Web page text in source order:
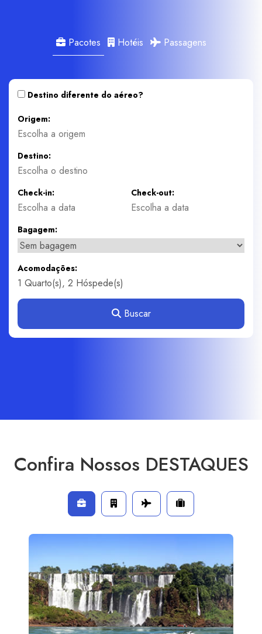
Pacotes Hotéis Passagens
Destino diferente do aéreo?
Origem:
Destino:
Check-in: Check-out:
Bagagem:
Acomodações:
Buscar
Confira Nossos DESTAQUES